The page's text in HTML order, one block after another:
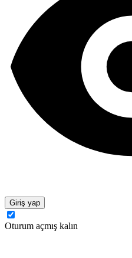
Giriş yap
Oturum açmış kalın